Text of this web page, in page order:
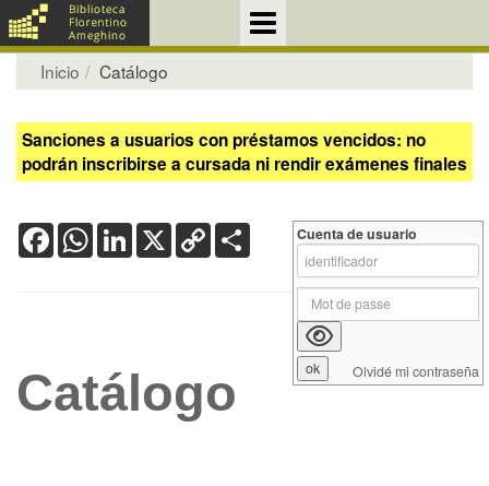
Inicio Catálogo
Sanciones a usuarios con préstamos vencidos: no
podrán inscribirse a cursada ni rendir exámenes finales
FacebookWhatsApp
LinkedIn
X Copy
Link
Catálogo
Cuenta de usuario
Olvidé mi contraseña